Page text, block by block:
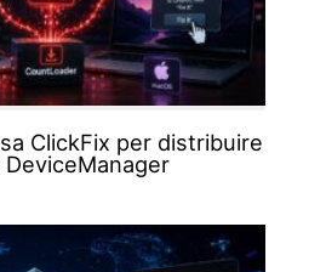
ClickFix per distribuire